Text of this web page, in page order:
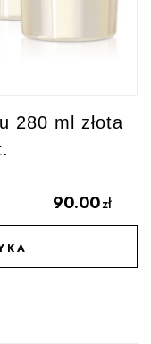
280 ml złota
90.00zł